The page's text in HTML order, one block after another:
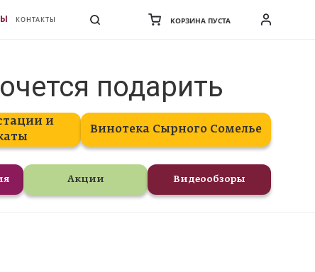
КОНТАКТЫ КОРЗИНА ПУСТА
подарить
и
Винотека Сырного Сомелье
Акции Видеообзоры